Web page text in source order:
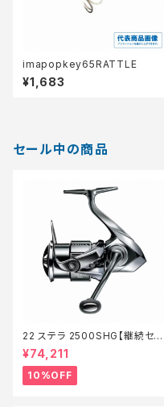
imapopkey65RATTLE
¥1,683
セール中の商品
22 ステラ 2500SHG【継続セー
ル_リール】【10】
¥74,211
10%OFF